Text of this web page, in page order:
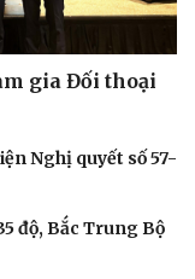
gia Đối thoại
Nghị quyết số 57-
độ, Bắc Trung Bộ